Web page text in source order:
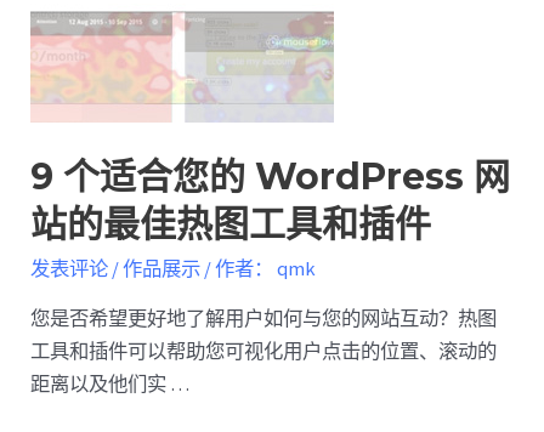
9 个适合您的 WordPress 网
站的最佳热图工具和插件
发表评论 /作品展示 / 作者： qmk
您是否希望更好地了解用户如何与您的网站互动？热图
工具和插件可以帮助您可视化用户点击的位置、滚动的
距离以及他们实 …